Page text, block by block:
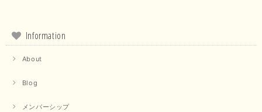
Information
About
Blog
メンバーシップ